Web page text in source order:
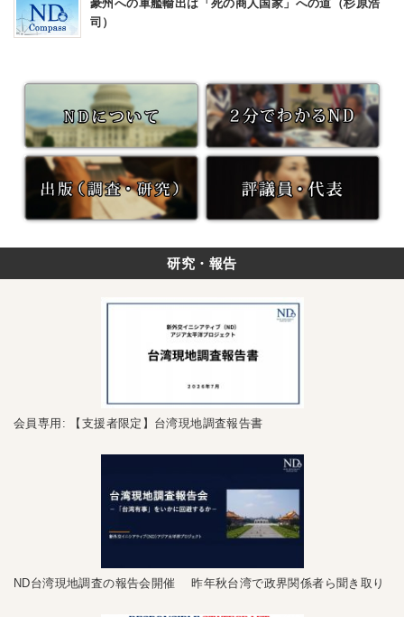
豪州への軍艦輸出は「死の商人国家」への道（杉原浩
司）
研究・報告
会員専用: 【支援者限定】台湾現地調査報告書
ND台湾現地調査の報告会開催 昨年秋台湾で政界関係者ら聞き取り